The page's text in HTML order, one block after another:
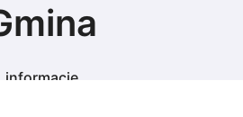
informacje